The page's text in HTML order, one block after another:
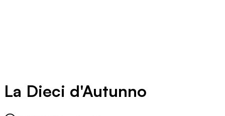
La Dieci d'Autunno